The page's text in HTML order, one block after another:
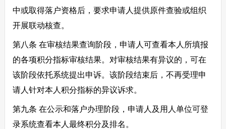
中或取得落户资格后，要求申请人提供原件查验或组织
开展联动核查。
第八条 在审核结果查询阶段，申请人可查看本人所填报
的各项积分指标审核结果。对审核结果有异议的，可在
该阶段依托系统提出申诉。该阶段结束后，不再受理申
请人针对本人积分指标的异议诉求。
第九条 在公示和落户办理阶段，申请人及用人单位可登
录系统查看本人最终积分及排名。